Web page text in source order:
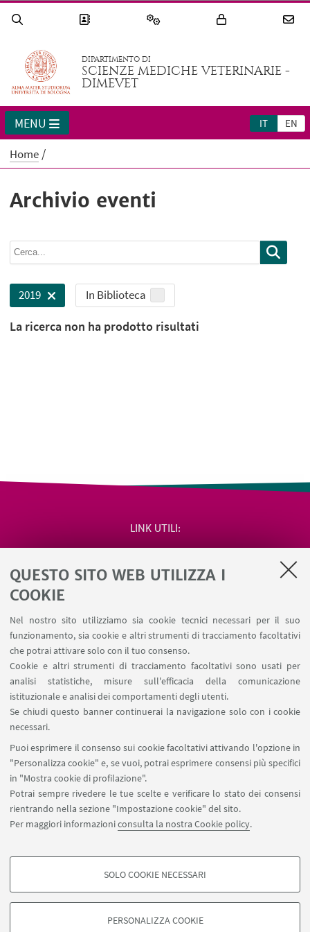
QUESTO SITO WEB UTILIZZA I
COOKIE
Nel nostro sito utilizziamo sia cookie tecnici necessari per il suo
funzionamento, sia cookie e altri strumenti di tracciamento facoltativi
che potrai attivare solo con il tuo consenso.
Cookie e altri strumenti di tracciamento facoltativi sono usati per
analisi statistiche, misure sull'efficacia della comunicazione
istituzionale e analisi dei comportamenti degli utenti.
Se chiudi questo banner continuerai la navigazione solo con i cookie
necessari.
Puoi esprimere il consenso sui cookie facoltativi attivando l'opzione in
"Personalizza cookie" e, se vuoi, potrai esprimere consensi più specifici
in "Mostra cookie di profilazione".
Potrai sempre rivedere le tue scelte e verificare lo stato dei consensi
rientrando nella sezione "Impostazione cookie" del sito.
Per maggiori informazioniconsulta la nostra Cookie policy.
COOKIE DI PROFILAZIONE - FACOLTATIVI
degli utenti, creare profili in base al loro comportamento sul sito, per analisi
SOLO COOKIE NECESSARI
PERSONALIZZA COOKIE
DIPARTIMENTO DI
SCIENZE MEDICHE VETERINARIE -
DIMEVET
IT EN
MENU
Home
Archivio eventi
2019 In Biblioteca
La ricerca non ha prodotto risultati
LINK UTILI
Salute e sicurezza
Missioni web
Ministero della Salute – EFSA Focal Point
SEGUI IL DIPARTIMENTO SU:
SEGUI UNIBO SU:
APP:
©Copyright 2026 - ALMA MATER STUDIORUM - Università di
Bologna - Via Zamboni, 33 - 40126 Bologna - PI: 01131710376 - CF: